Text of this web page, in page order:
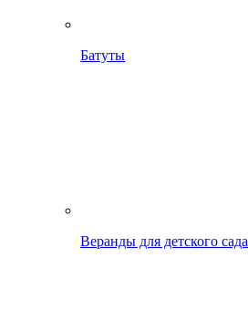
Батуты
Веранды для детского сада